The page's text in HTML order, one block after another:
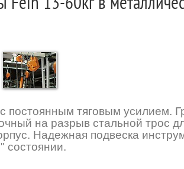
постоянным тяговым усилием.
на разрыв стальной трос
Надежная подвеска
состоянии.